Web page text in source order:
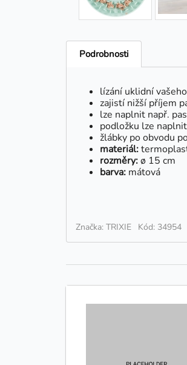
Podrobnosti
lízání uklidní
zajistí nižší příjem
lze naplnit např.
podložku lze
žlábky po obvodu
materiál:
rozměry:ø 15 cm
barva:mátová
Značka: TRIXIE Kód: 34954